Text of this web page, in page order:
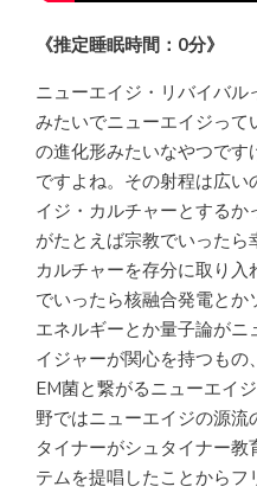
《推定睡眠時間：0分》
ニューエイジ・リバイバ
みたいでニューエイジっ
の進化形みたいなやつで
ですよね。その射程は広
イジ・カルチャーとする
がたとえば宗教でいったら
カルチャーを存分に取り
でいったら核融合発電と
エネルギーとか量子論が
イジャーが関心を持つもの
EM菌と繋がるニューエイ
野ではニューエイジの源
タイナーがシュタイナー
テムを提唱したことから